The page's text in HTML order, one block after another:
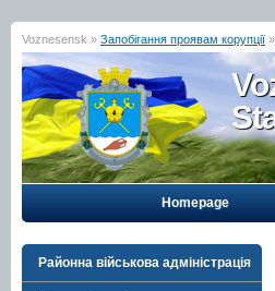
Voznesensk » Запобігання проявам корупції »
Homepage
Районна військова адміністрація